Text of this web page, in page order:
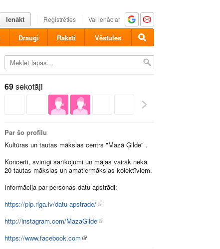
Ienākt Reģistrēties Vai ienāc ar
Draugi Raksti Vēstules
69sekotāji
Par šo profilu
Kultūras un tautas mākslas centrs "Mazā Ģilde" .
Koncerti, svinīgi sarīkojumi un mājas vairāk nekā
20 tautas mākslas un amatiermākslas kolektīviem.
Informācija par personas datu apstrādi:
https://pip.riga.lv/datu-apstrade/
http://instagram.com/MazaGilde
https://www.facebook.com